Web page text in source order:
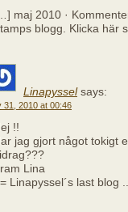
maj 2010 ·
blogg. Klicka här
Linapyssel says:
31, 2010 at 00:46
!!
jag gjort något tokigt
Lina
Linapyssel´s last blog ..